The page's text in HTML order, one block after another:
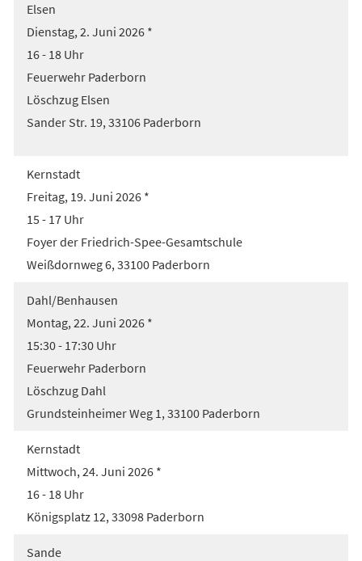
Elsen
Dienstag, 2. Juni 2026 *
16 - 18 Uhr
Feuerwehr Paderborn
Löschzug Elsen
Sander Str. 19, 33106 Paderborn
Kernstadt
Freitag, 19. Juni 2026 *
15 - 17 Uhr
Foyer der Friedrich-Spee-Gesamtschule
Weißdornweg 6, 33100 Paderborn
Dahl/Benhausen
Montag, 22. Juni 2026 *
15:30 - 17:30 Uhr
Feuerwehr Paderborn
Löschzug Dahl
Grundsteinheimer Weg 1, 33100 Paderborn
Kernstadt
Mittwoch, 24. Juni 2026 *
16 - 18 Uhr
Königsplatz 12, 33098 Paderborn
Sande